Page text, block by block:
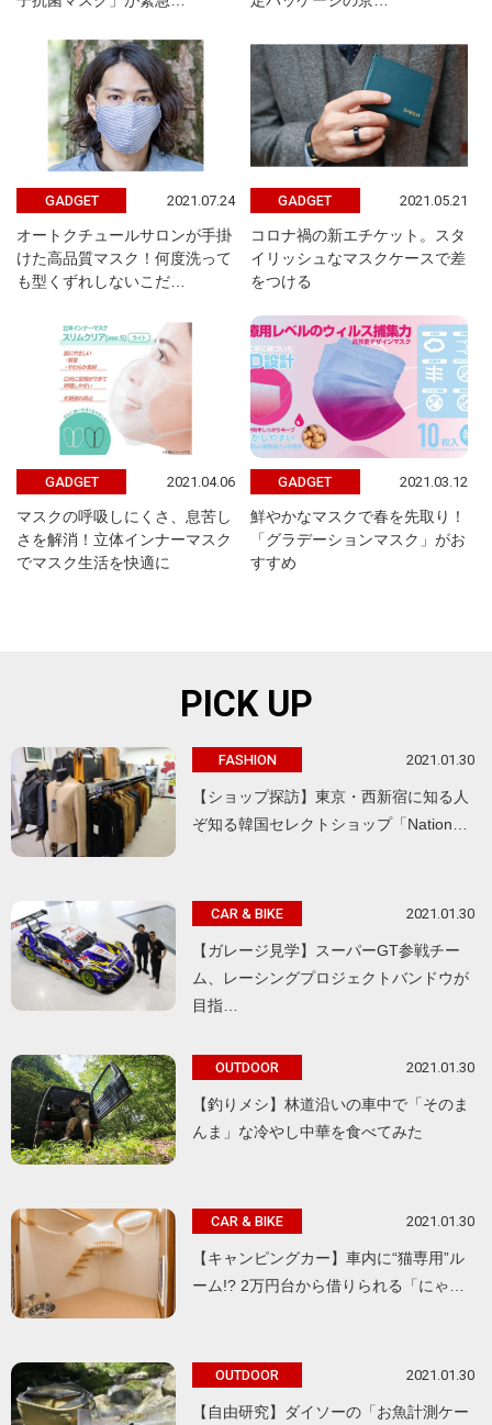
GADGET 2021.07.24
オートクチュールサロンが手掛
けた高品質マスク！何度洗って
も型くずれしないこだ…
GADGET 2021.05.21
コロナ禍の新エチケット。スタ
イリッシュなマスクケースで差
をつける
GADGET 2021.04.06
マスクの呼吸しにくさ、息苦し
さを解消！立体インナーマスク
でマスク生活を快適に
GADGET 2021.03.12
鮮やかなマスクで春を先取り！
「グラデーションマスク」がお
すすめ
PICK UP
FASHION 2021.01.30
【ショップ探訪】東京・西新宿に知る人
ぞ知る韓国セレクトショップ「Nation…
CAR & BIKE 2021.01.30
【ガレージ見学】スーパーGT参戦チー
ム、レーシングプロジェクトバンドウが
目指…
OUTDOOR 2021.01.30
【釣りメシ】林道沿いの車中で「そのま
んま」な冷やし中華を食べてみた
CAR & BIKE 2021.01.30
【キャンピングカー】車内に“猫専用”ル
ーム!? 2万円台から借りられる「にゃ…
OUTDOOR 2021.01.30
【自由研究】ダイソーの「お魚計測ケー